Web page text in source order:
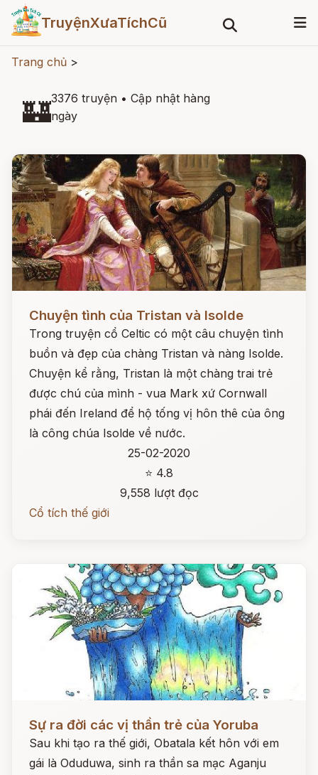
TruyệnXưaTíchCũ
Trang chủ >
🏰3376 truyện • Cập nhật hàng
ngày
Chuyện tình của Tristan và Isolde
Trong truyện cổ Celtic có một câu chuyện tình
buồn và đẹp của chàng Tristan và nàng Isolde.
Chuyện kể rằng, Tristan là một chàng trai trẻ
được chú của mình - vua Mark xứ Cornwall
phái đến Ireland để hộ tống vị hôn thê của ông
là công chúa Isolde về nước.
25-02-2020
⭐ 4.8
9,558 lượt đọc
Cổ tích thế giới
Sự ra đời các vị thần trẻ của Yoruba
Sau khi tạo ra thế giới, Obatala kết hôn với em
gái là Oduduwa, sinh ra thần sa mạc Aganju